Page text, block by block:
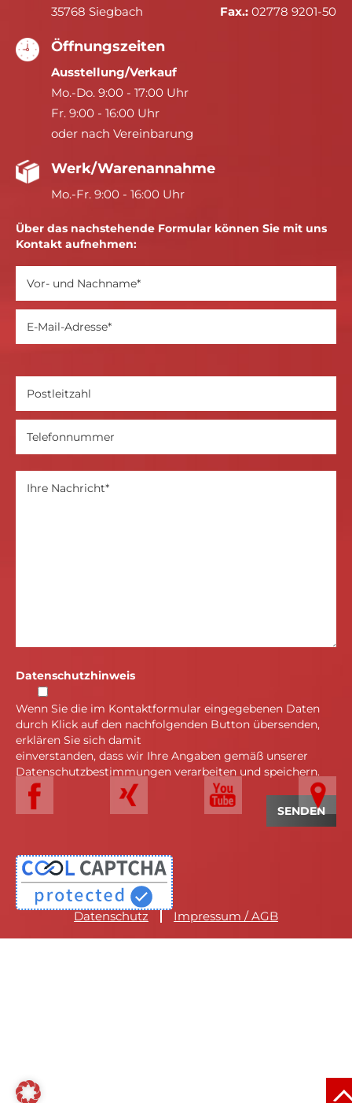
35768 Siegbach
Fax.: 02778 9201-50
Öffnungszeiten
Ausstellung/Verkauf
Mo.-Do. 9:00 - 17:00 Uhr
Fr. 9:00 - 16:00 Uhr
oder nach Vereinbarung
Werk/Warenannahme
Mo.-Fr. 9:00 - 16:00 Uhr
Über das nachstehende Formular können Sie mit uns
Kontakt aufnehmen:
Datenschutzhinweis
Wenn Sie die im Kontaktformular eingegebenen Daten
durch Klick auf den nachfolgenden Button übersenden,
erklären Sie sich damit
einverstanden, dass wir Ihre Angaben gemäß unserer
Datenschutzbestimmungen verarbeiten und speichern.
Datenschutz Impressum / AGB